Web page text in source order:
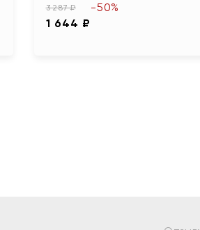
3 287 ₽
1 644 ₽
-50%